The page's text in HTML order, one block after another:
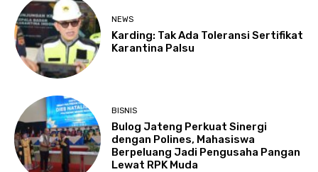
NEWS
Karding: Tak Ada Toleransi Sertifikat
Karantina Palsu
BISNIS
Bulog Jateng Perkuat Sinergi
dengan Polines, Mahasiswa
Berpeluang Jadi Pengusaha Pangan
Lewat RPK Muda